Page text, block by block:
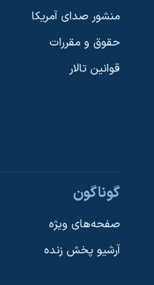
دنبال کنید
زبانهای مختلف
منشور صدای آمریکا
حقوق و مقررات
قوانین تالار
گوناگون
صفحه‌های ویژه
آرشیو پخش زنده